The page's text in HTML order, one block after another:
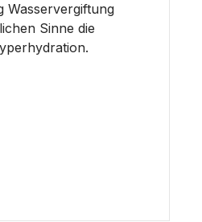
Wasservergiftung
Sinne die